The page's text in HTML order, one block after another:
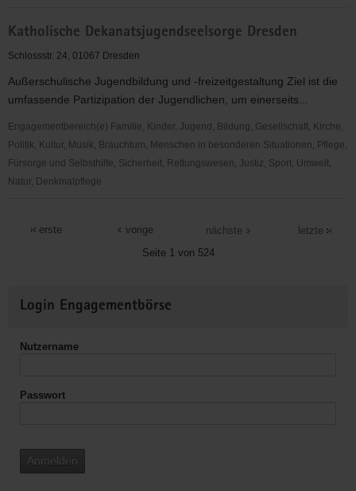
Jugendstiftung
-
"genialsozial"
Katholische Dekanatsjugendseelsorge Dresden
Schlossstr. 24, 01067 Dresden
Außerschulische Jugendbildung und -freizeitgestaltung Ziel ist die
umfassende Partizipation der Jugendlichen, um einerseits...
Engagementbereich(e) Familie, Kinder, Jugend, Bildung, Gesellschaft, Kirche,
Politik, Kultur, Musik, Brauchtum, Menschen in besonderen Situationen, Pflege,
Fürsorge und Selbsthilfe, Sicherheit, Rettungswesen, Justiz, Sport, Umwelt,
Natur, Denkmalpflege
Dekanatsjugendseelsorge
erste
vorige
Seite 1 von 524
nächste letzte
Informationen
Login Engagementbörse
Nutzername
Passwort
Anmelden